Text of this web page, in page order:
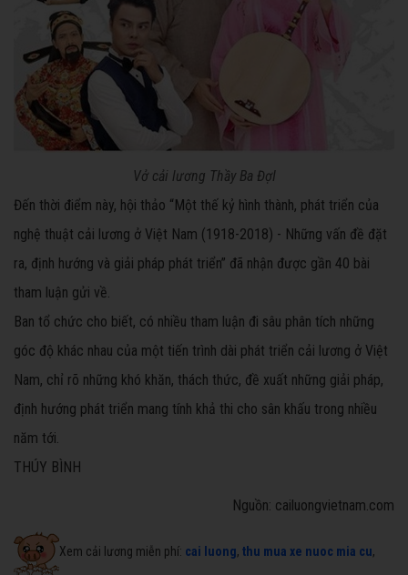
Vở cải lương Thầy Ba ĐợI
Đến thời điểm này, hội thảo “Một thế kỷ hình thành, phát triển của
nghệ thuật cải lương ở Việt Nam (1918-2018) - Những vấn đề đặt
ra, định hướng và giải pháp phát triển” đã nhận được gần 40 bài
tham luận gửi về.
Ban tổ chức cho biết, có nhiều tham luận đi sâu phân tích những
góc độ khác nhau của một tiến trình dài phát triển cải lương ở Việt
Nam, chỉ rõ những khó khăn, thách thức, đề xuất những giải pháp,
định hướng phát triển mang tính khả thi cho sân khấu trong nhiều
năm tới.
THÚY BÌNH
Nguồn: cailuongvietnam.com
Xem cải lương miễn phí: cai luong, thu mua xe nuoc mia cu,